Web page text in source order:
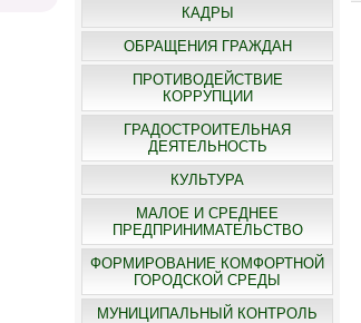
КАДРЫ
ОБРАЩЕНИЯ ГРАЖДАН
ПРОТИВОДЕЙСТВИЕ
КОРРУПЦИИ
ГРАДОСТРОИТЕЛЬНАЯ
ДЕЯТЕЛЬНОСТЬ
КУЛЬТУРА
МАЛОЕ И СРЕДНЕЕ
ПРЕДПРИНИМАТЕЛЬСТВО
ФОРМИРОВАНИЕ КОМФОРТНОЙ
ГОРОДСКОЙ СРЕДЫ
МУНИЦИПАЛЬНЫЙ КОНТРОЛЬ